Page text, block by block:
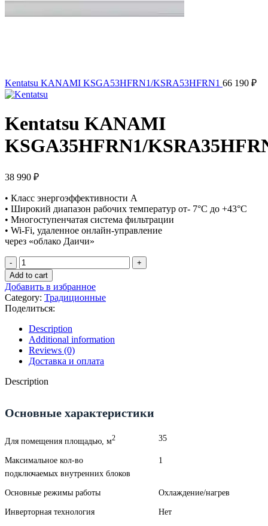
Kentatsu KANAMI KSGA53HFRN1/KSRA53HFRN1 66 190 ₽
Kentatsu KANAMI
KSGA35HFRN1/
38 990 ₽
• Класс энергоэффективности А
• Широкий диапазон рабочих температур от- 7°С до +43°С
• Многоступенчатая система фильтрации
• Wi-Fi, удаленное онлайн-управление
через «облако Даичи»
Kentatsu
KANAMI
KSGA35HFRN1/KSRA35HFRN1
quantity
Add to cart
Добавить в избранное
Category: Традиционные
Поделиться:
Description
Additional information
Reviews (0)
Доставка и оплата
Description
Основные характеристики
Для помещения площадью, м2 35
Максимальное кол-во
подключаемых внутренних блоков
1
Основные режимы работы Охлаждение/нагрев
Инверторная технология Нет